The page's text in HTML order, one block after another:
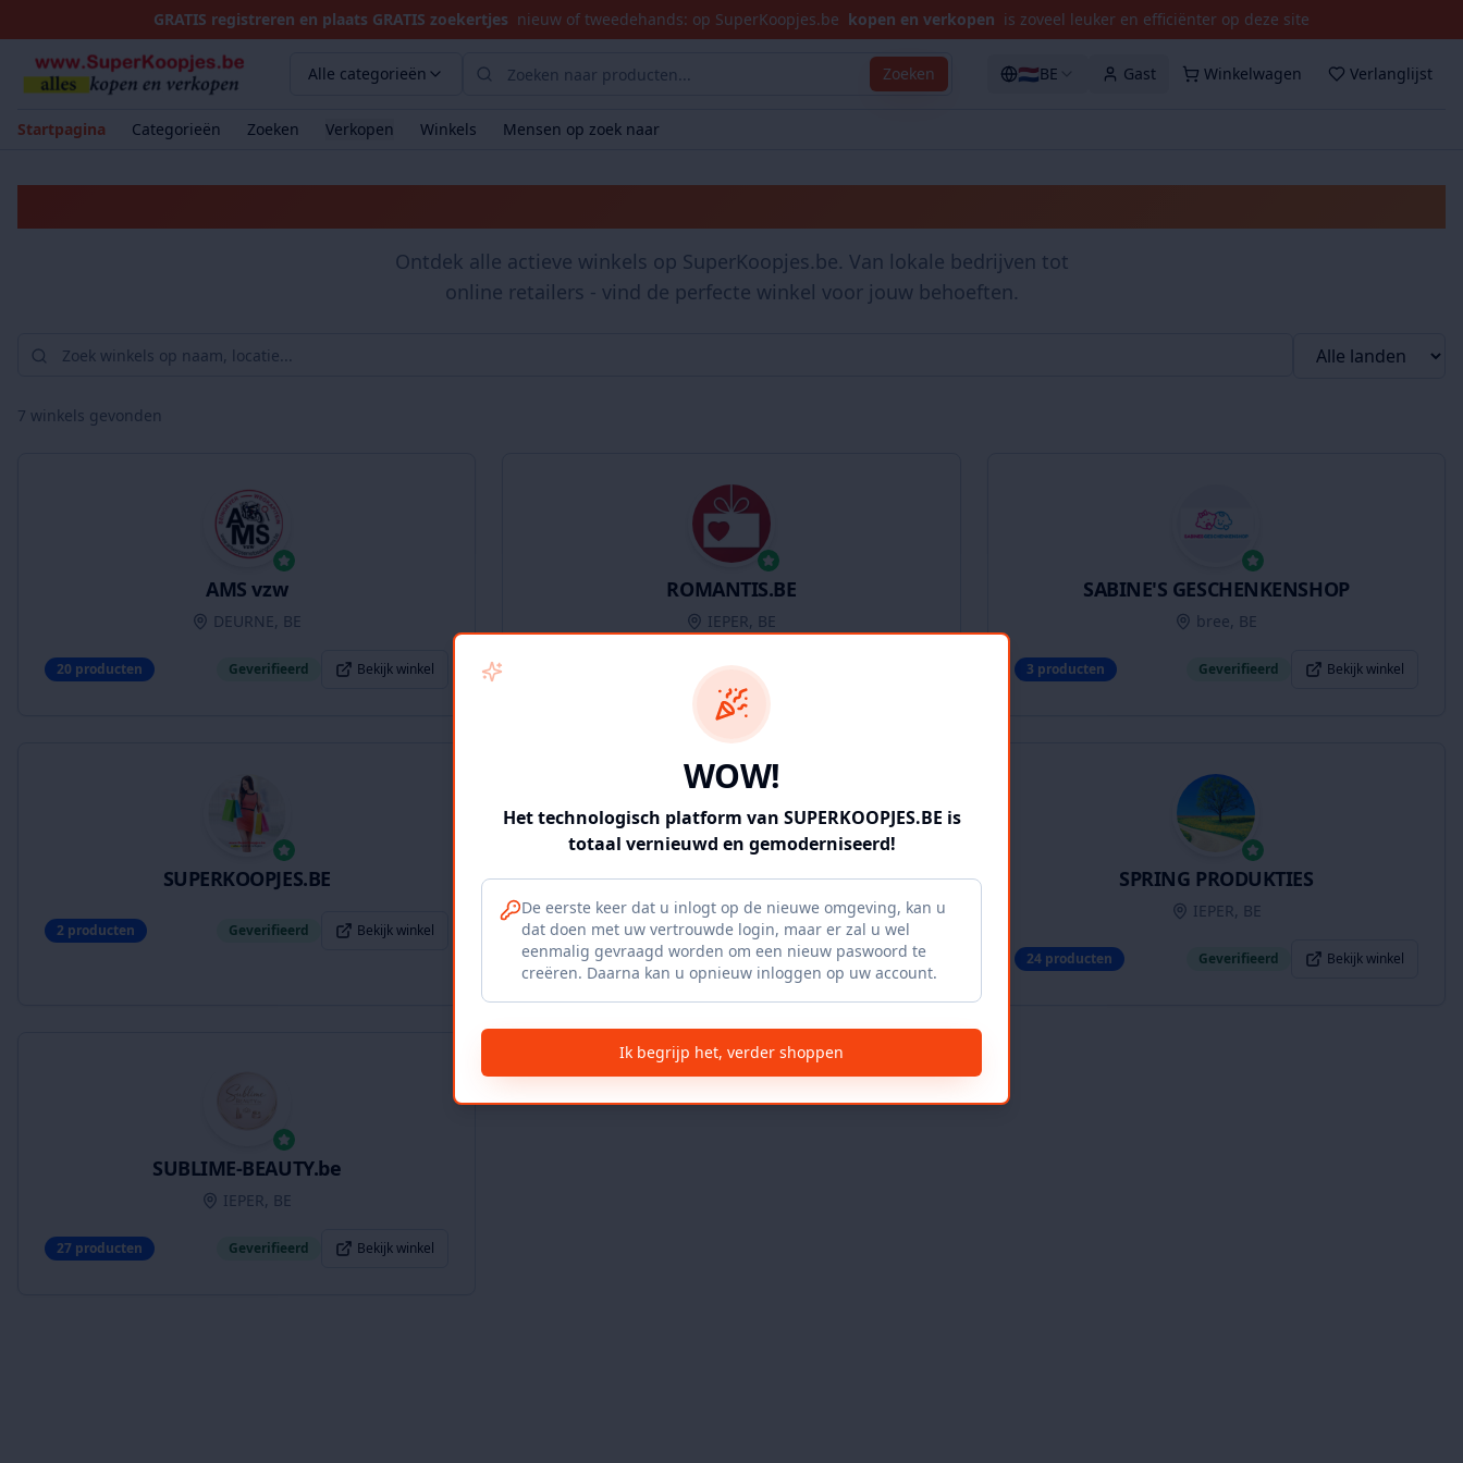
GRATIS registreren en plaats GRATIS zoekertjes nieuw of tweedehands: op SuperKoopjes.be kopen en verkopen is zoveel leuker en efficiënter op deze site
Alle categorieën Zoeken 🇳🇱BE Gast Winkelwagen Verlanglijst
Startpagina Categorieën Zoeken Verkopen Winkels Mensen op zoek naar
Ontdek alle actieve winkels op SuperKoopjes.be. Van lokale bedrijven tot
online retailers - vind de perfecte winkel voor jouw behoeften.
7 winkels gevonden
AMS vzw
DEURNE, BE
20 producten Geverifieerd Bekijk winkel
ROMANTIS.BE
IEPER, BE
Geverifieerd
SABINE'S GESCHENKENSHOP
bree, BE
3 producten Geverifieerd Bekijk winkel
SUPERKOOPJES.BE
2 producten Geverifieerd Bekijk winkel
Iepers Kwartier
Ieper, BE
1120 producten Geverifieerd Bekijk winkel
SPRING PRODUKTIES
IEPER, BE
24 producten Geverifieerd Bekijk winkel
SUBLIME-BEAUTY.be
IEPER, BE
27 producten Geverifieerd Bekijk winkel
WOW!
Het technologisch platform van SUPERKOOPJES.BE is
totaal vernieuwd en gemoderniseerd!
De eerste keer dat u inlogt op de nieuwe omgeving, kan u
dat doen met uw vertrouwde login, maar er zal u wel
eenmalig gevraagd worden om een nieuw paswoord te
creëren. Daarna kan u opnieuw inloggen op uw account.
Ik begrijp het, verder shoppen